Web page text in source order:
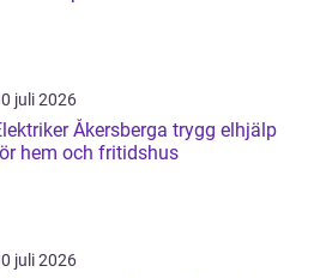
juli 2026
Åkersberga trygg elhjälp
hem och fritidshus
juli 2026